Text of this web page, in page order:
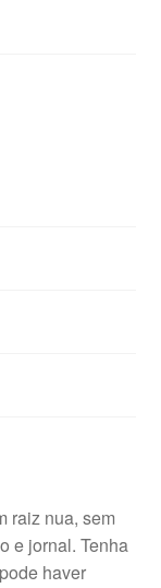
raiz nua, sem
e jornal. Tenha
haver